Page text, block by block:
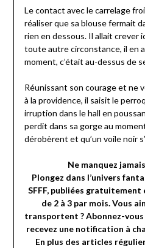
Le contact avec le carrelage
réaliser que sa blouse fermait
rien en dessous. Il allait crever
toute autre circonstance, il en
moment, c’était au-dessus de
Réunissant son courage et ne
à la providence, il saisit le
irruption dans le hall en
perdit dans sa gorge au
dérobèrent et qu’un voile noir
Ne manquez
Plongez dans l’univers
SFFF, publiées
de 2 à 3 par mois. Vous
transportent ? Abonnez-
recevez une notification à
En plus des articles